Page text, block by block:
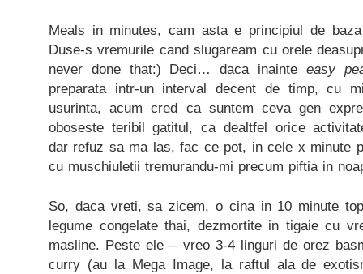
Meals in minutes, cam asta e principiul de
Duse-s vremurile cand slugaream cu orele
never done that:) Deci… daca inainte easy
preparata intr-un interval decent de timp, cu
usurinta, acum cred ca suntem ceva gen
oboseste teribil gatitul, ca dealtfel orice
dar refuz sa ma las, fac ce pot, in cele x minute
cu muschiuletii tremurandu-mi precum piftia in
So, daca vreti, sa zicem, o cina in 10 minute
legume congelate thai, dezmortite in tigaie cu
masline. Peste ele – vreo 3-4 linguri de orez
curry (au la Mega Image, la raftul ala de